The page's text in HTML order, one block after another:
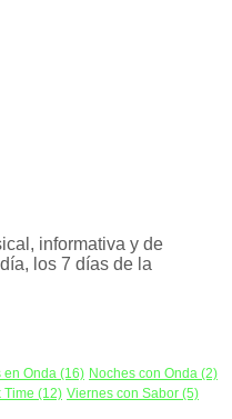
informativa y de
los 7 días de la
en Onda (16) Noches con Onda (2)
Time (12) Viernes con Sabor (5)